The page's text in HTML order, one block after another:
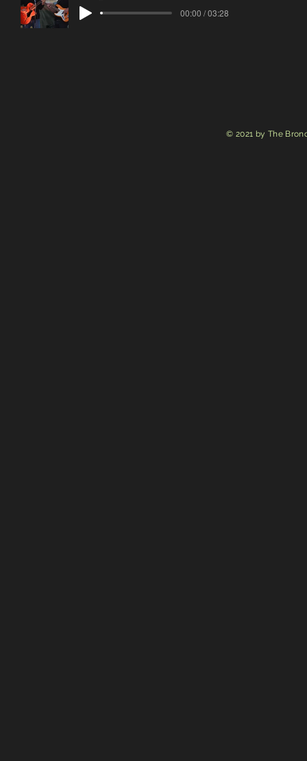
00:00 / 03:28
© 2021 by The